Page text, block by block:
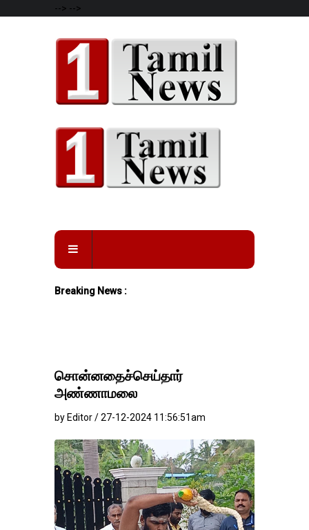
--> -->
Breaking News :
சொன்னதைச்செய்தார்
அண்ணாமலை
by Editor / 27-12-2024 11:56:51am